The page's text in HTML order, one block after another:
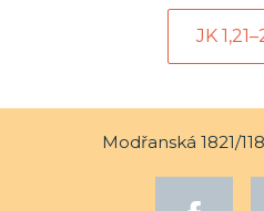
JK
Modřanská 1821/